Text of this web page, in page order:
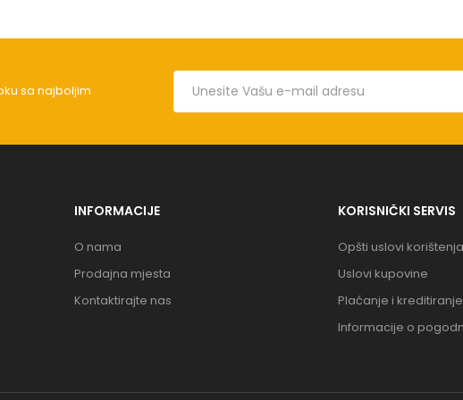
sa najboljim
INFORMACIJE
O nama
Prodajna mjesta
Kontaktirajte nas
KORISNIČKI SERVIS
Opšti uslovi korištenja
Uslovi kupovine
Plaćanje i kreditiranje
Informacije o